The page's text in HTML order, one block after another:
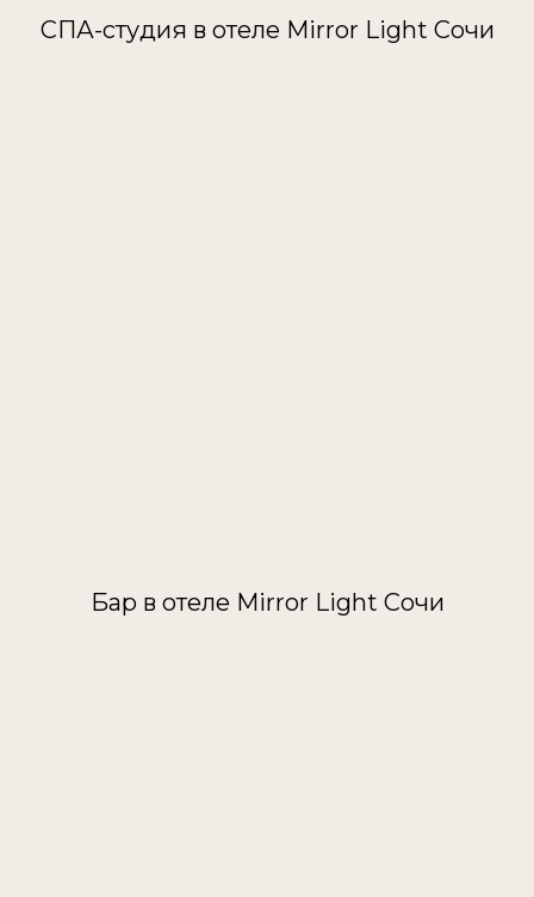
СПА-студия в отеле Mirror Light Сочи
Бар в отеле Mirror Light Сочи